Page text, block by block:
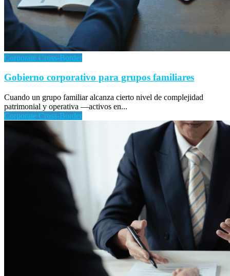
Corporate Cross-Border
Gobierno corporativo para grupos familiares
Cuando un grupo familiar alcanza cierto nivel de complejidad
patrimonial y operativa —activos en...
Corporate Cross-Border